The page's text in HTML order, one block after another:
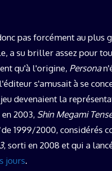
pas forcément au plus
a su briller assez pour
qu'à l'origine, Persona
s'amusait à se
devenaient la
2003, Shin Megami
de 1999/2000, considérés
, sorti en 2008 et qui a
jours.